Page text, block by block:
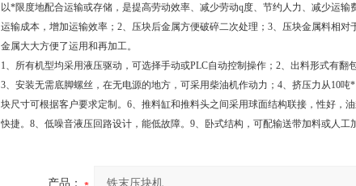
以*限度地配合运输或存储，是提高劳动效率、减少劳动q度、节约人力、减少运输
运输成本，增加运输效率；2、压块后金属方便破碎二次处理；3、压块金属料相
金属大大方便了运用和再加工。
1、所有机型均采用液压驱动，可选择手动或PLC自动控制操作；2、出料形式有翻
3、安装无需底脚螺丝，在无电源的地方，可采用柴油机作动力；4、挤压力从10
块尺寸可根据客户要求定制。6、推料缸和推料头之间采用球面结构联接，性好，
快捷。8、低噪音液压回路设计，能低故障。9、卧式结构，可配输送带加料或人工
产品：